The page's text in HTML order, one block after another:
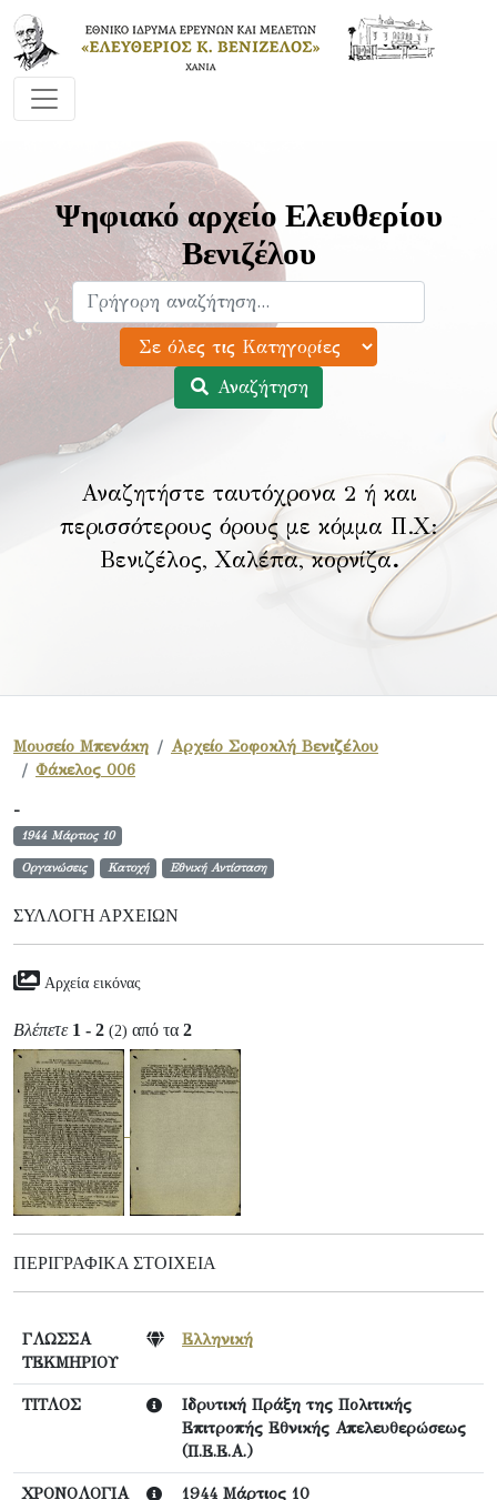
Ψηφιακό αρχείο Ελευθερίου
Βενιζέλου
Αναζήτηση
Αναζητήστε ταυτόχρονα 2 ή και
περισσότερους όρους με κόμμα Π.Χ:
Βενιζέλος, Χαλέπα, κορνίζα.
Μουσείο Μπενάκη
Αρχείο Σοφοκλή Βενιζέλου
Φάκελος 006
-
1944 Μάρτιος 10
Οργανώσεις Κατοχή Εθνική Αντίσταση
ΣΥΛΛΟΓΉ ΑΡΧΕΊΩΝ
Αρχεία εικόνας
Βλέπετε 1 - 2 (2) από τα 2
ΠΕΡΙΓΡΑΦΙΚΆ ΣΤΟΙΧΕΊΑ
ΓΛΩΣΣΑ
ΤΕΚΜΗΡΙΟΥ
Ελληνική
ΤΙΤΛΟΣ
Ιδρυτική Πράξη της Πολιτικής
Επιτροπής Εθνικής Απελευθερώσεως
(Π.Ε.Ε.Α.)
ΧΡΟΝΟΛΟΓΙΑ 1944 Μάρτιος 10